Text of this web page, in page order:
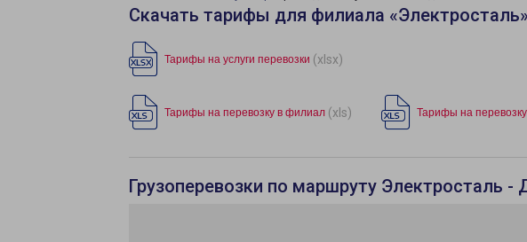
Скачать тарифы для филиала «Электросталь»
Тарифы на услуги перевозки (xlsx)
Тарифы на перевозку в филиал (xls) Тарифы на
Грузоперевозки по маршруту Электросталь -